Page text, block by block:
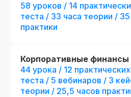
58 уроков / 14
теста / 33 часа теории /
практики
Корпоративные финансы
44 урока / 12
теста / 5 вебинаров / 3
теории / 25,5 часов
Попробовать 48 часов